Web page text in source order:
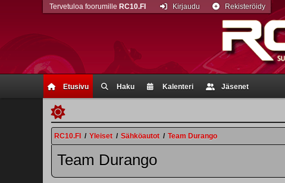
Etusivu Haku Kalenteri Jäsenet
Tervetuloa foorumille RC10.FI Kirjaudu Rekisteröidy
RC10.FI / Yleiset / Sähköautot / Team Durango
Team Durango